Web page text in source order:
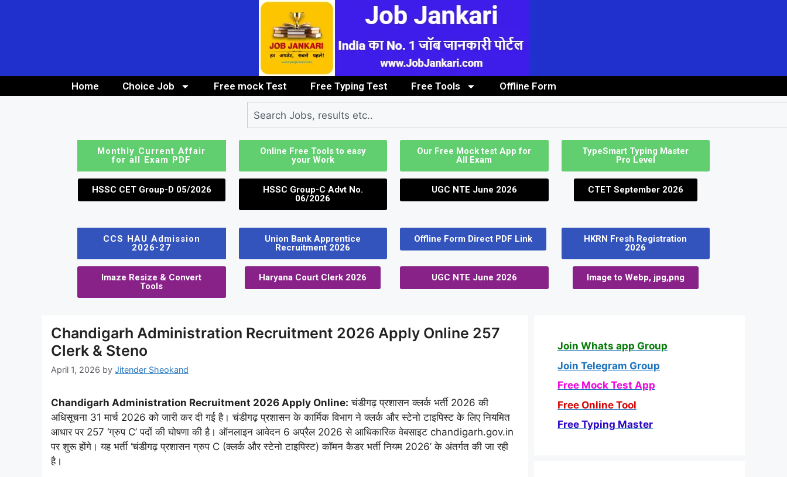
Home Choice Job
Clerk / Steno Job
Free mock Test Free Typing Test Free Tools Offline Form
Monthly Current Affair
for all Exam PDF
Online Free Tools to easy
your Work
Our Free Mock test App for
All Exam
TypeSmart Typing Master
Pro Level
HSSC CET Group-D 05/2026
HSSC Group-C Advt No.
06/2026
UGC NTE June 2026 CTET September 2026
CCS HAU Admission
2026-27
Union Bank Apprentice
Recruitment 2026
Offline Form Direct PDF Link
HKRN Fresh Registration
2026
Imaze Resize & Convert
Tools
Haryana Court Clerk 2026 UGC NTE June 2026 Image to Webp, jpg,png
Chandigarh Administration Recruitment 2026 Apply Online 257
Clerk & Steno
April 1, 2026 by Jitender Sheokand
Chandigarh Administration Recruitment 2026 Apply Online: चंडीगढ़ प्रशासन क्लर्क भर्ती 2026 की
अधिसूचना 31 मार्च 2026 को जारी कर दी गई है। चंडीगढ़ प्रशासन के कार्मिक विभाग ने क्लर्क और स्टेनो टाइपिस्ट के लिए नियमित
आधार पर 257 ‘ग्रुप C’ पदों की घोषणा की है। ऑनलाइन आवेदन 6 अप्रैल 2026 से आधिकारिक वेबसाइट chandigarh.gov.in
पर शुरू होंगे। यह भर्ती ‘चंडीगढ़ प्रशासन ग्रुप C (क्लर्क और स्टेनो टाइपिस्ट) कॉमन कैडर भर्ती नियम 2026’ के अंतर्गत की जा रही
है।
Join Whats app Group
Join Telegram Group
Free Mock Test App
Free Online Tool
Free Typing Master